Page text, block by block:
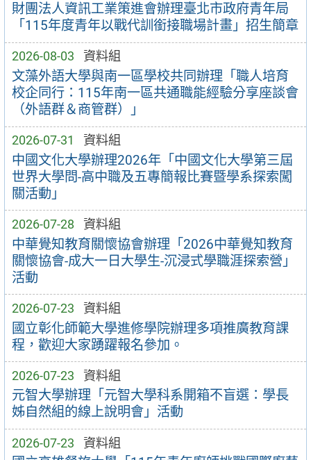
財團法人資訊工業策進會辦理臺北市政府青年局
「115年度青年以戰代訓銜接職場計畫」招生簡章
2026-08-03 資料組
文藻外語大學與南一區學校共同辦理「職人培育
校企同行：115年南一區共通職能經驗分享座談會
（外語群＆商管群）」
2026-07-31 資料組
中國文化大學辦理2026年「中國文化大學第三屆
世界大學問-高中職及五專簡報比賽暨學系探索闖
關活動」
2026-07-28 資料組
中華覺知教育關懷協會辦理「2026中華覺知教育
關懷協會-成大一日大學生-沉浸式學職涯探索營」
活動
2026-07-23 資料組
國立彰化師範大學進修學院辦理多項推廣教育課
程，歡迎大家踴躍報名參加。
2026-07-23 資料組
元智大學辦理「元智大學科系開箱不盲選：學長
姊自然組的線上說明會」活動
2026-07-23 資料組